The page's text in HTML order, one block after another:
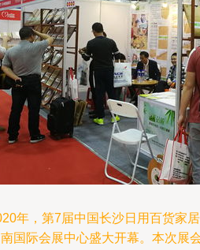
年，第7届中国长沙日用百货家
国际会展中心盛大开幕。本次展